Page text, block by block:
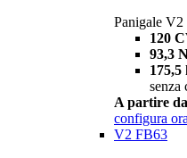
Panigale
120
93,3
175,5
senza
A partire
configura ora
V2 FB63